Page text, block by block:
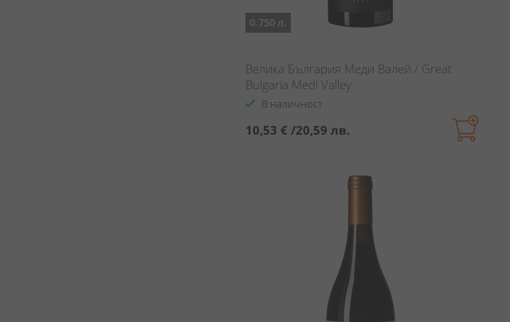
0.750 л.
Велика България Меди Валей / Great
Bulgaria Medi Valley
В наличност
10,53 € /20,59 лв.